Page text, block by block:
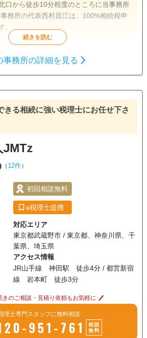
口から徒歩10分程度のところに当事務所
務所の代表西村昌江は、100%相続税申
。
相続財産調査
フ対応可 土日相談可 初回相談無料
事務所の詳細を見る
きる相続に強い税理士にお任せ下さ
JMTz
（ 12件）
初回相談無料
e税理士提携
対応エリア
東京都武蔵野市 / 東京都、神奈川県、千
葉県、埼玉県
アクセス情報
JR山手線 神田駅 徒歩4分 / 都営新宿
線 岩本町 徒歩3分
きのご相談・見積り依頼もお気軽に
理士専門スタッフに無料相談
951-761
相談
無料